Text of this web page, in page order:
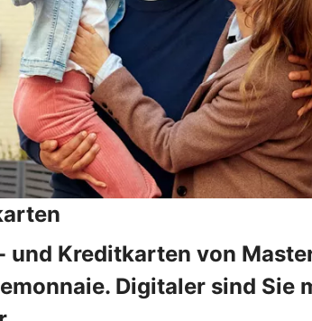
und Kreditkarten von
Digitaler sind